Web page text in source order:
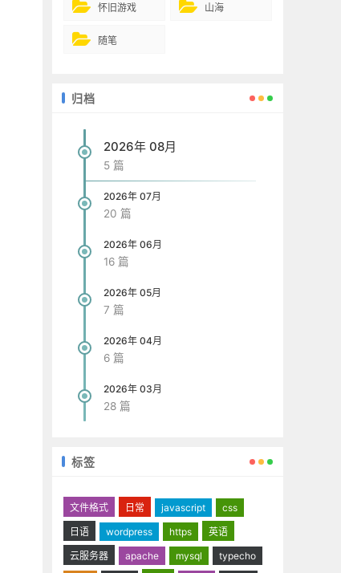
怀旧游戏 山海
随笔
归档
2026年 08月
5 篇
2026年 07月
20 篇
2026年 06月
16 篇
2026年 05月
7 篇
2026年 04月
6 篇
2026年 03月
28 篇
标签
文件格式 日常 javascript
css
日语
wordpress https
英语
云服务器
apache mysql
typecho